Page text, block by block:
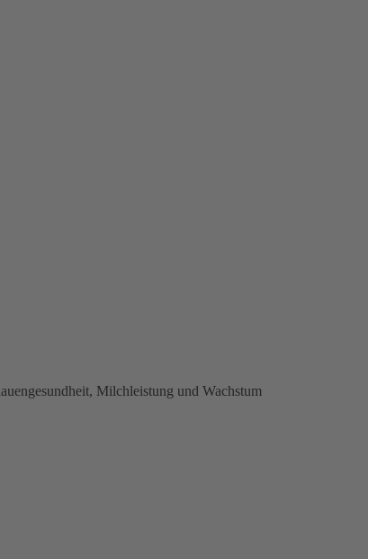
Milchleistung und Wachstum